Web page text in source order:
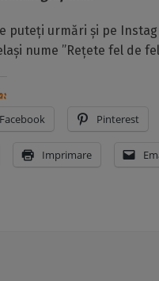
puteți urmări și pe
nume ”Rețete fel de
Facebook Pinterest
Imprimare